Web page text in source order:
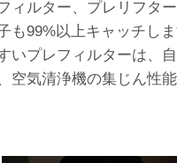
ィルター、プレリフタ
も99%以上キャッチし
いプレフィルターは、
空気清浄機の集じん性